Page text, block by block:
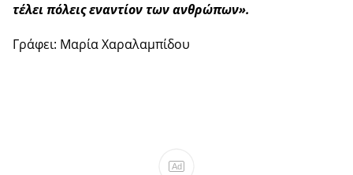
τέλει πόλεις εναντίον των ανθρώπων».
Γράφει: Μαρία Χαραλαμπίδου
Ad